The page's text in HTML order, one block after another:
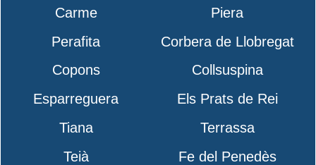
Carme
Piera
Perafita
Corbera de Llobregat
Copons
Collsuspina
Esparreguera
Els Prats de Rei
Tiana
Terrassa
Teià
Fe del Penedès